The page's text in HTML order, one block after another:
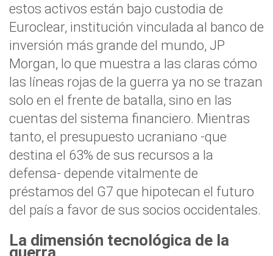
estos activos están bajo custodia de
Euroclear, institución vinculada al banco de
inversión más grande del mundo, JP
Morgan, lo que muestra a las claras cómo
las líneas rojas de la guerra ya no se trazan
solo en el frente de batalla, sino en las
cuentas del sistema financiero. Mientras
tanto, el presupuesto ucraniano -que
destina el 63% de sus recursos a la
defensa- depende vitalmente de
préstamos del G7 que hipotecan el futuro
del país a favor de sus socios occidentales.
La dimensión tecnológica de la
guerra